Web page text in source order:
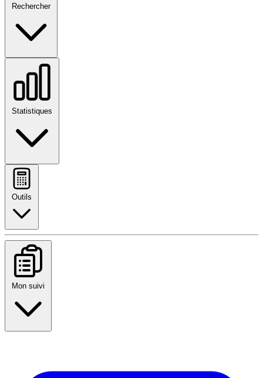
Rechercher
Statistiques
Outils
Mon suivi